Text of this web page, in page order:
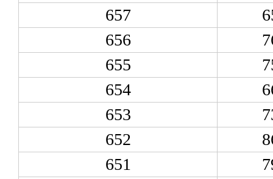
657
656
655
654
653
652
651